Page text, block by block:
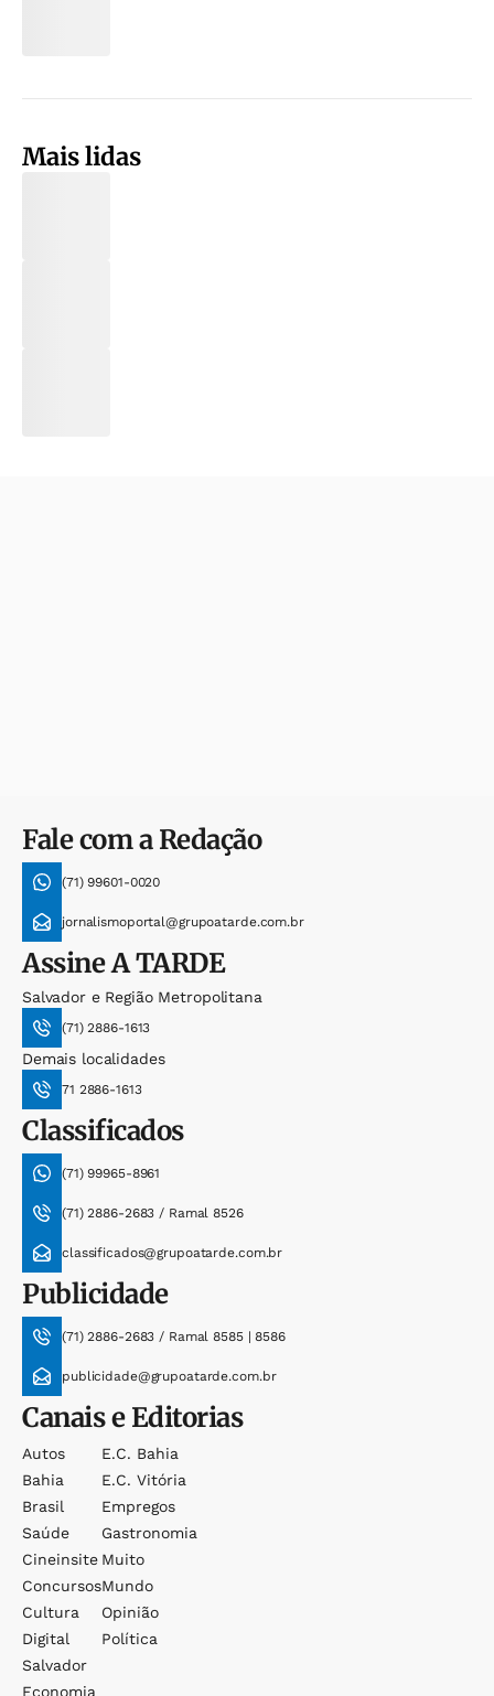
Mais lidas
Fale com a Redação
(71) 99601-0020
jornalismoportal@grupoatarde.com.br
AssineA TARDE
Salvador e Região Metropolitana
(71) 2886-1613
Demais localidades
71 2886-1613
Classificados
(71) 99965-8961
(71) 2886-2683 / Ramal 8526
classificados@grupoatarde.com.br
Publicidade
(71) 2886-2683 / Ramal 8585 | 8586
publicidade@grupoatarde.com.br
Canais e Editorias
Autos
Bahia
Brasil
Saúde
Cineinsite
Concursos
Cultura
Digital
Salvador
Economia
E.c. Bahia
E.c. Vitória
Empregos
Gastronomia
Muito
Mundo
Opinião
Política